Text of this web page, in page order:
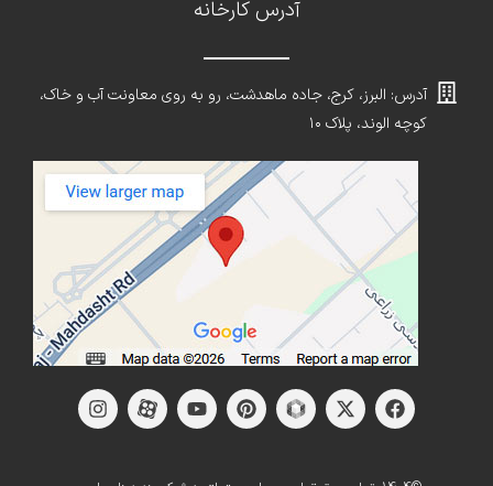
آدرس کارخانه
آدرس: البرز، کرج، جاده ماهدشت، رو به روی معاونت آب و خاک،
کوچه الوند، پلاک ۱۰